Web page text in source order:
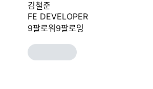
김철준
FE DEVELOPER
9팔로워 9팔로잉